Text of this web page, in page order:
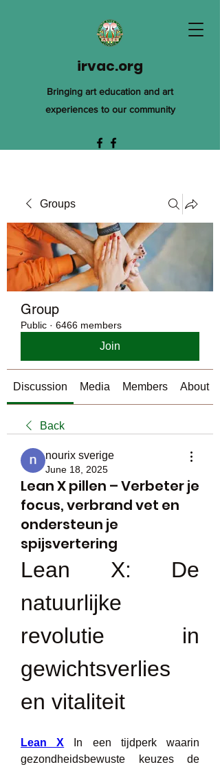
irvac.org
Bringing art education and art
experiences to our community
Groups
Group
Public · 6466 members
Join
Discussion Media Members About
Back
nourix sverige
June 18, 2025
Lean X pillen – Verbeter je
focus, verbrand vet en
ondersteun je
spijsvertering
Lean X: De
natuurlijke
revolutie in
gewichtsverlies
en vitaliteit
Lean X In een tijdperk waarin
gezondheidsbewuste keuzes de